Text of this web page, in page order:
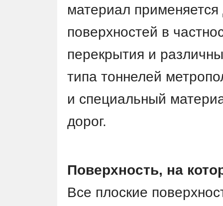
материал
поверхностей в
перекрытия и
типа тоннелей
и специальный
дорог.
Поверхность, на
Все плоские